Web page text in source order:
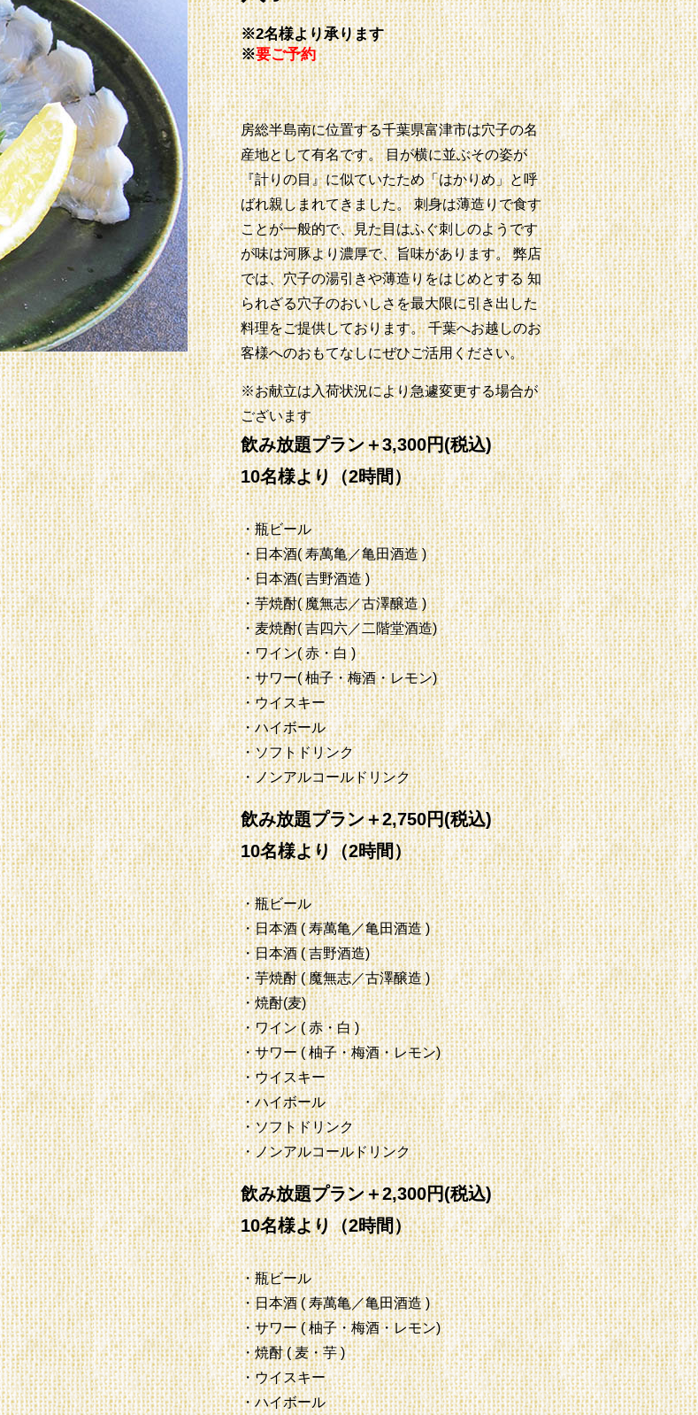
※2名様より承ります
※要ご予約
房総半島南に位置する千葉県富津市は穴子の名
産地として有名です。 目が横に並ぶその姿が
『計りの目』に似ていたため「はかりめ」と呼
ばれ親しまれてきました。 刺身は薄造りで食す
ことが一般的で、見た目はふぐ刺しのようです
が味は河豚より濃厚で、旨味があります。 弊店
では、穴子の湯引きや薄造りをはじめとする 知
られざる穴子のおいしさを最大限に引き出した
料理をご提供しております。 千葉へお越しのお
客様へのおもてなしにぜひご活用ください。
※お献立は入荷状況により急遽変更する場合が
ございます
飲み放題プラン＋3,300円(税込)
10名様より（2時間）
・瓶ビール
・日本酒( 寿萬亀／亀田酒造 )
・日本酒( 吉野酒造 )
・芋焼酎( 魔無志／古澤醸造 )
・麦焼酎( 吉四六／二階堂酒造)
・ワイン( 赤・白 )
・サワー( 柚子・梅酒・レモン)
・ウイスキー
・ハイボール
・ソフトドリンク
・ノンアルコールドリンク
飲み放題プラン＋2,750円(税込)
10名様より（2時間）
・瓶ビール
・日本酒 ( 寿萬亀／亀田酒造 )
・日本酒 ( 吉野酒造)
・芋焼酎 ( 魔無志／古澤醸造 )
・焼酎(麦)
・ワイン ( 赤・白 )
・サワー ( 柚子・梅酒・レモン)
・ウイスキー
・ハイボール
・ソフトドリンク
・ノンアルコールドリンク
飲み放題プラン＋2,300円(税込)
10名様より（2時間）
・瓶ビール
・日本酒 ( 寿萬亀／亀田酒造 )
・サワー ( 柚子・梅酒・レモン)
・焼酎 ( 麦・芋 )
・ウイスキー
・ハイボール